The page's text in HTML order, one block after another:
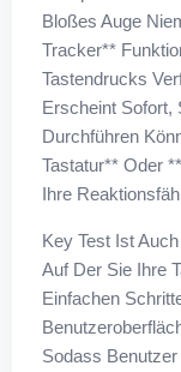
Bloßes Auge
Tracker**
Tastendrucks
Erscheint Sofort,
Durchführen
Tastatur** Oder
Ihre
Key Test Ist
Auf Der Sie Ihre
Einfachen
Sodass